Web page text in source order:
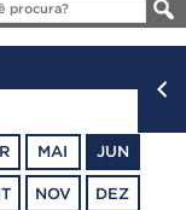
Canais
MAI JUN
NOV DEZ